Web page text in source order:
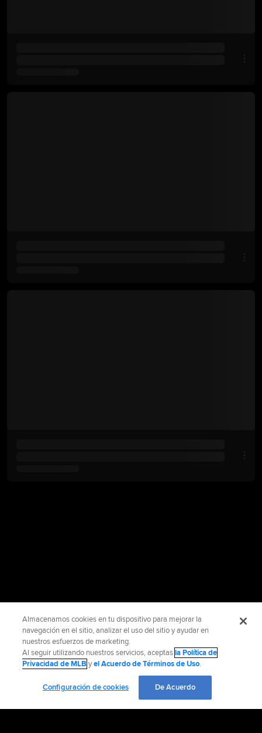
Almacenamos cookies en tu dispositivo para mejorar la
navegación en el sitio, analizar el uso del sitio y ayudar en
nuestros esfuerzos de marketing.
Al seguir utilizando nuestros servicios, aceptasla Política de
Privacidad de MLB yel Acuerdo de Términos de Uso.
Configuración de cookies De Acuerdo